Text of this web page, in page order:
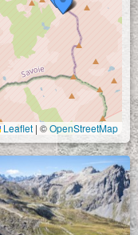
Leaflet | ©OpenStreetMap